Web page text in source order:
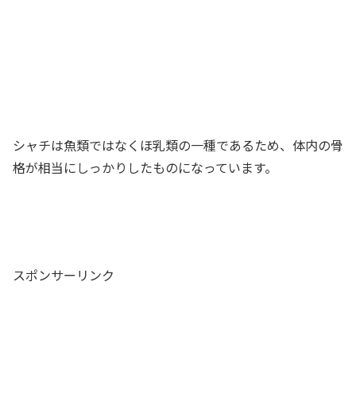
シャチは魚類ではなくほ乳類の一種であるため、体内の骨
格が相当にしっかりしたものになっています。
スポンサーリンク